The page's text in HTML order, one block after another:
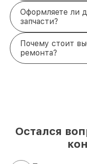
Оформляете ли
запчасти?
Почему стоит
ремонта?
Остался